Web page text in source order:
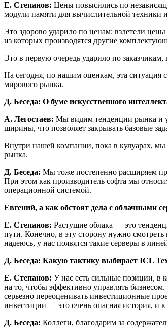
Е. Степанов: Цены повысились по
модули памяти для вычислительной техники
Это здорово ударило по ценам: взлетели
из которых производятся другие
Это в первую очередь ударило по
На сегодня, по нашим оценкам, эта ситуация
мирового рынка.
Д. Беседа: О буме искусственного
A. Легостаев: Мы видим тенденции рынка и
ширины, что позволяет закрывать базовые
Внутри нашей компании, пока в кулуарах, мы
рынка.
Д. Беседа: Мы тоже постепенно расширяем
При этом как производитель софта мы
операционной системой.
Евгений, а как обстоят дела с облачными
Е. Степанов: Растущие облака — это
пути. Конечно, в эту сторону нужно
надеюсь, у нас появятся такие серверы в
Д. Беседа: Какую тактику выбирает ICL
Е. Степанов: У нас есть сильные позиции, в
на то, чтобы эффективно управлять
серьезно переоценивать инвестиционные
инвестиции — это очень опасная история, и
Д. Беседа: Коллеги, благодарим за